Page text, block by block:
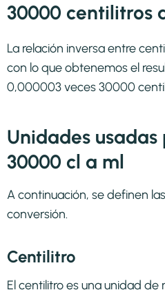
30000 centilitros
La relación inversa entre
con lo que obtenemos el
0,000003 veces 30000
Unidades
30000 cl a ml
A continuación, se definen
conversión.
Centilitro
El centilitro es una unidad